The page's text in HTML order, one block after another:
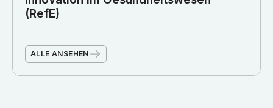
(RefE)
ALLE ANSEHEN